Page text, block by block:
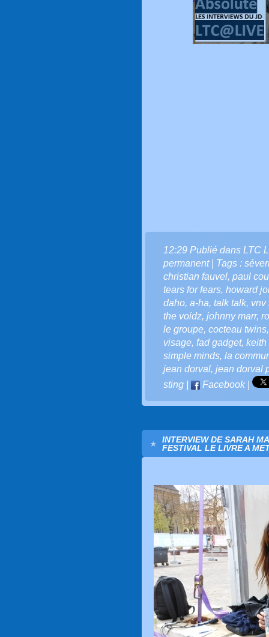
12:29 Publié dans LTC
permanent| Tags :
christian fauvel, paul
tears for fears, howard
daho, a-ha, talk talk, vnv
the voidz, johnny marr,
le groupe, cocteau twins
visage, fad gadget, keith
simple minds, la
jean dorval, jean dorval
sting
Facebook|
INTERVIEW DE SARAH
FESTIVAL LE LIVRE A